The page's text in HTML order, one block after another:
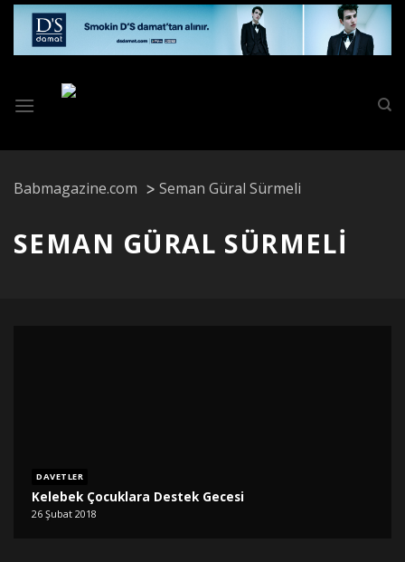
Skip
content
Babmagazine.com Seman Güral Sürmeli
SEMAN GÜRAL SÜRMELI
DAVETLER
Kelebek Çocuklara Destek Gecesi
26 Şubat 2018